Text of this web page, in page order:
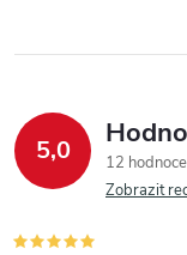
5,0
12
Zobrazit